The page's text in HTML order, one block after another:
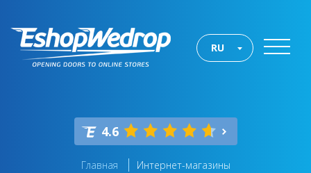
RU
4.6
Главная Интернет-магазины